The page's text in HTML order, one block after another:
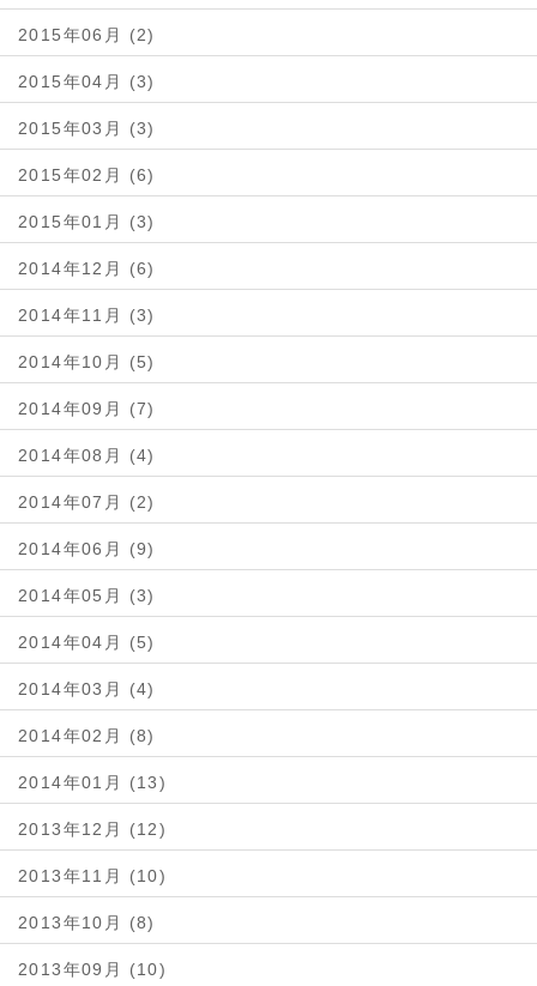
2015年06月 (2)
2015年04月 (3)
2015年03月 (3)
2015年02月 (6)
2015年01月 (3)
2014年12月 (6)
2014年11月 (3)
2014年10月 (5)
2014年09月 (7)
2014年08月 (4)
2014年07月 (2)
2014年06月 (9)
2014年05月 (3)
2014年04月 (5)
2014年03月 (4)
2014年02月 (8)
2014年01月 (13)
2013年12月 (12)
2013年11月 (10)
2013年10月 (8)
2013年09月 (10)